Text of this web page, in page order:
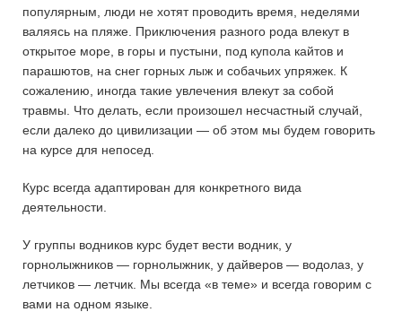
популярным, люди не хотят проводить время, неделями
валяясь на пляже. Приключения разного рода влекут в
открытое море, в горы и пустыни, под купола кайтов и
парашютов, на снег горных лыж и собачьих упряжек. К
сожалению, иногда такие увлечения влекут за собой
травмы. Что делать, если произошел несчастный случай,
если далеко до цивилизации — об этом мы будем говорить
на курсе для непосед.
Курс всегда адаптирован для конкретного вида
деятельности.
У группы водников курс будет вести водник, у
горнолыжников — горнолыжник, у дайверов — водолаз, у
летчиков — летчик. Мы всегда «в теме» и всегда говорим с
вами на одном языке.